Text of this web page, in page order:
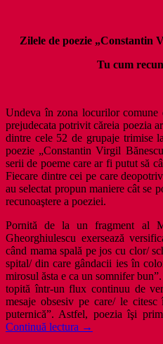
Zilele de poezie „Constantin
Tu cum
Undeva în zona locurilor comune
prejudecata potrivit căreia poezia
dintre cele 52 de grupaje trimise
poezie „Constantin Virgil
serii de poeme care ar fi putut să
Fiecare dintre cei pe care
au selectat propun maniere cât se
recunoaştere a poeziei.
Pornită de la un fragment al
Gheorghiulescu exersează
când mama spală pe jos cu clor/
spital/ din care gândacii ies în
mirosul ăsta e ca un somnifer
topită într-un flux continuu de
mesaje obsesiv pe care/ le
puternică”. Astfel, poezia îşi
Continuă lectura Sezon
→